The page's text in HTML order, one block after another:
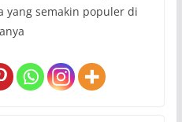
yang semakin populer di